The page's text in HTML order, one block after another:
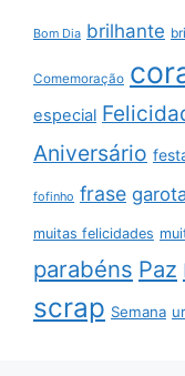
Bom Dia brilhante
Comemoração
especial
Aniversário
fofinho frase
muitas felicidades
parabéns Paz
scrap Semana